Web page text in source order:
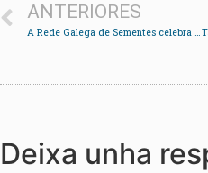
ANTERIORES
A Rede Galega de Sementes celebra un encontro en Redondela con charlas, obradoiros e trocos
Deixa unha